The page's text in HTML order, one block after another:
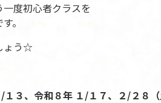
度初心者クラスを
。
ょう☆
３、令和８年 １/１７、２/２８（